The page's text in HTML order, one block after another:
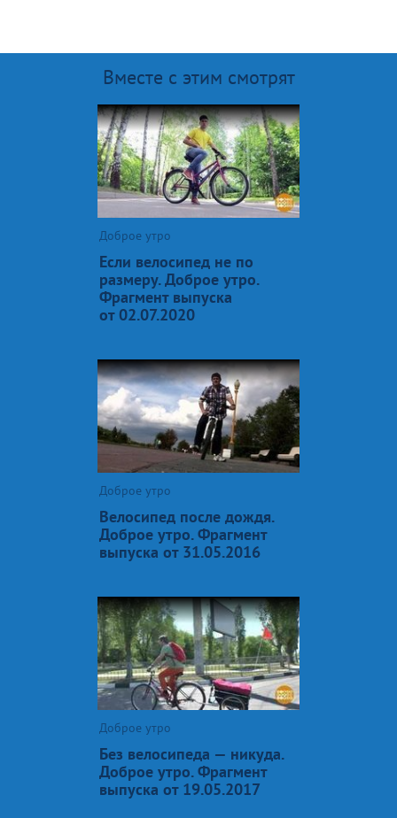
Вместе с этим смотрят
Доброе утро
Если велосипед не по
размеру. Доброе утро.
Фрагмент выпуска
от 02.07.2020
Доброе утро
Велосипед после дождя.
Доброе утро. Фрагмент
выпуска от 31.05.2016
Доброе утро
Без велосипеда — никуда.
Доброе утро. Фрагмент
выпуска от 19.05.2017